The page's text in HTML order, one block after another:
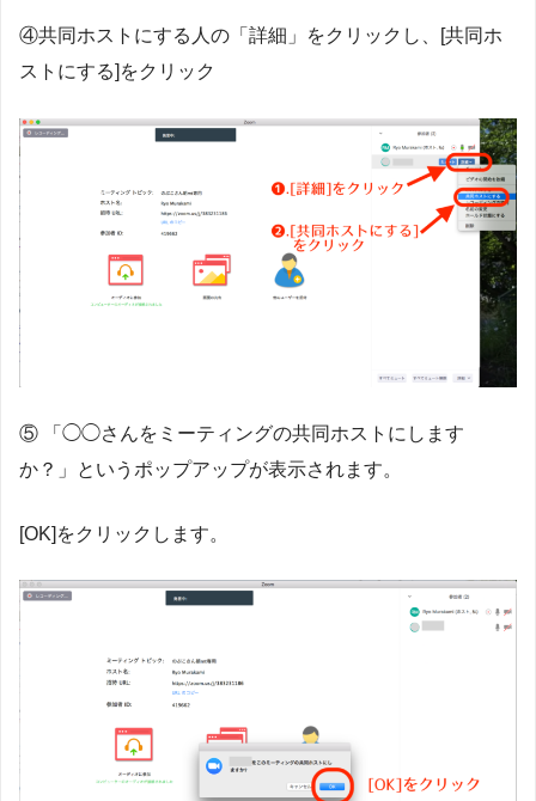
④共同ホストにする人の「詳細」をクリックし、[共同ホ
ストにする]をクリック
⑤ 「◯◯さんをミーティングの共同ホストにします
か？」というポップアップが表示されます。
[OK]をクリックします。